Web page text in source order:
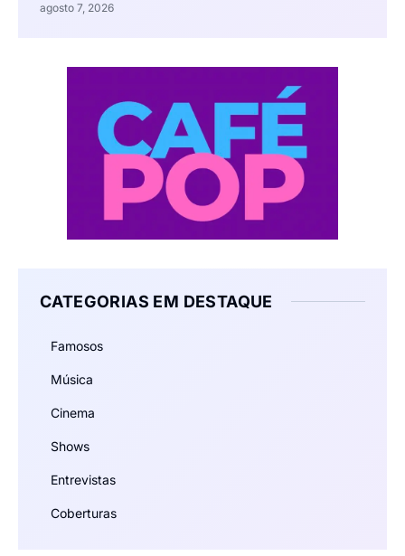
agosto 7, 2026
CATEGORIAS EM DESTAQUE
Famosos
Música
Cinema
Shows
Entrevistas
Coberturas